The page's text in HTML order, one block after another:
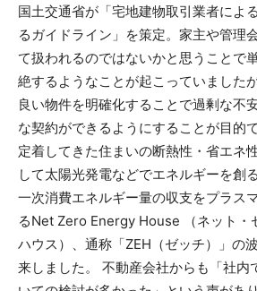
国土交通省が「宅地建物取引業者によ
るガイドライン」を策定。家主や管理
て扱われるのではないかと思うことで
絶するようなことが起こっていました
良い物件を明確化することで過剰な不
な契約ができるようにすることが目的
定着してきた住まいの断熱性・省エネ
して太陽光発電などでエネルギーを創
一次消費エネルギー量の収支をプラス
るNet Zero Energy House （ネット・
ハウス）、通称「ZEH（ゼッチ）」の
来しました。 不動産会社からも「社内